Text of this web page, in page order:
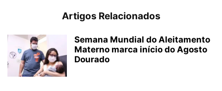
Artigos Relacionados
Semana Mundial do Aleitamento
Materno marca início do Agosto
Dourado